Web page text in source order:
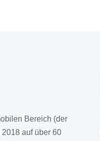
Bereich (der
auf über 60